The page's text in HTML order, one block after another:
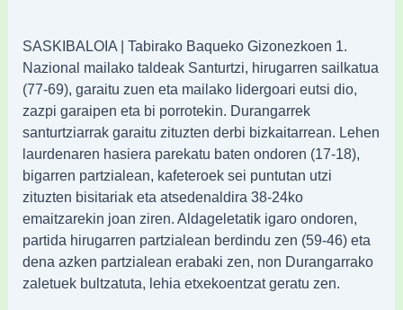
SASKIBALOIA | Tabirako Baqueko Gizonezkoen 1.
Nazional mailako taldeak Santurtzi, hirugarren sailkatua
(77-69), garaitu zuen eta mailako lidergoari eutsi dio,
zazpi garaipen eta bi porrotekin. Durangarrek
santurtziarrak garaitu zituzten derbi bizkaitarrean. Lehen
laurdenaren hasiera parekatu baten ondoren (17-18),
bigarren partzialean, kafeteroek sei puntutan utzi
zituzten bisitariak eta atsedenaldira 38-24ko
emaitzarekin joan ziren. Aldageletatik igaro ondoren,
partida hirugarren partzialean berdindu zen (59-46) eta
dena azken partzialean erabaki zen, non Durangarrako
zaletuek bultzatuta, lehia etxekoentzat geratu zen.